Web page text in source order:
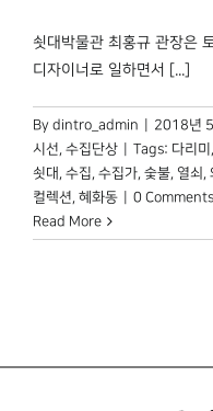
쇳대박물관 최홍규 관장은
디자이너로 일하면서 [...]
By dintro_admin 2018년
시선, 수집단상 Tags: 다리미 ,
쇳대 , 수집, 수집가, 숯불, 열쇠 ,
컬렉션, 혜화동
0 Comments
Read More